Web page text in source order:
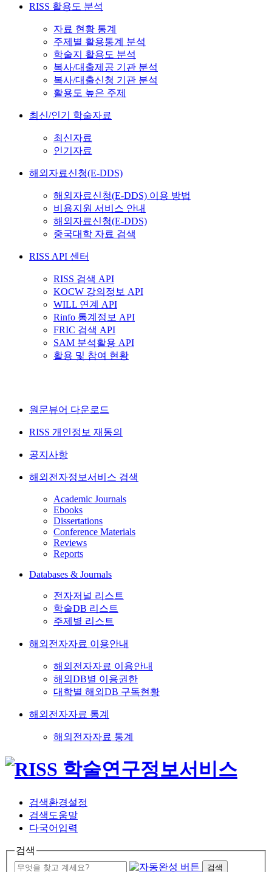
RISS 활용도 분석
자료 현황 통계
주제별 활용통계 분석
학술지 활용도 분석
복사/대출제공 기관 분석
복사/대출신청 기관 분석
활용도 높은 주제
최신/인기 학술자료
최신자료
인기자료
해외자료신청(E-DDS)
해외자료신청(E-DDS) 이용 방법
비용지원 서비스 안내
해외자료신청(E-DDS)
중국대학 자료 검색
RISS API 센터
RISS 검색 API
KOCW 강의정보 API
WILL 연계 API
Rinfo 통계정보 API
FRIC 검색 API
SAM 분석활용 API
활용 및 참여 현황
원문뷰어 다운로드
RISS 개인정보 재동의
공지사항
해외전자정보서비스 검색
Academic Journals
Ebooks
Dissertations
Conference Materials
Reviews
Reports
Databases & Journals
전자저널 리스트
학술DB 리스트
주제별 리스트
해외전자자료 이용안내
해외전자자료 이용안내
해외DB별 이용권한
대학별 해외DB 구독현황
해외전자자료 통계
해외전자자료 통계
검색환경설정
검색도움말
다국어입력
검색
검색